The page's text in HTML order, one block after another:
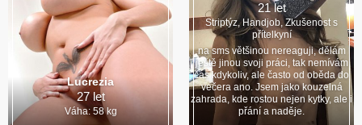
Lucrezia
27 let
Váha: 58 kg
21 let
Striptýz, Handjob, Zkušenost s
přítelkyní
na sms většinou nereaguji, dělám
ještě jinou svoji práci, tak nemívám
čas kdykoliv, ale často od oběda do
večera ano. Jsem jako kouzelná
zahrada, kde rostou nejen kytky, ale i
přání a naděje.